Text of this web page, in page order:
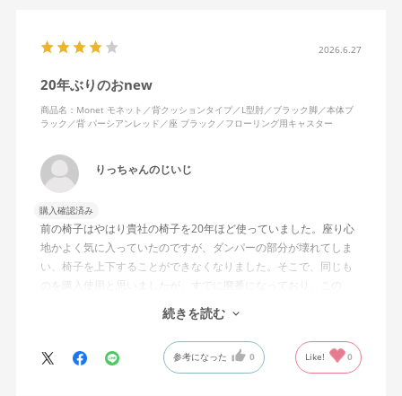
2026.6.27
20年ぶりのおnew
商品名：Monet モネット／背クッションタイプ／L型肘／ブラック脚／本体ブ
ラック／背 パーシアンレッド／座 ブラック／フローリング用キャスター
りっちゃんのじいじ
購入確認済み
前の椅子はやはり貴社の椅子を20年ほど使っていました。座り心
地かよく気に入っていたのですが、ダンパーの部分が壊れてしま
い、椅子を上下することができなくなりました。そこで、同じも
のを購入使用と思いましたが、すでに廃番になっており、この
MonEtを購入しました。やや固めの椅子ですが、使っているうち
になじんでくるのではと思っています。フローリング床で使って
いますが、ややキャスターがよく動きすぎるのが難点でしょう
か。
続きを読む
参考になった 0 Like! 0